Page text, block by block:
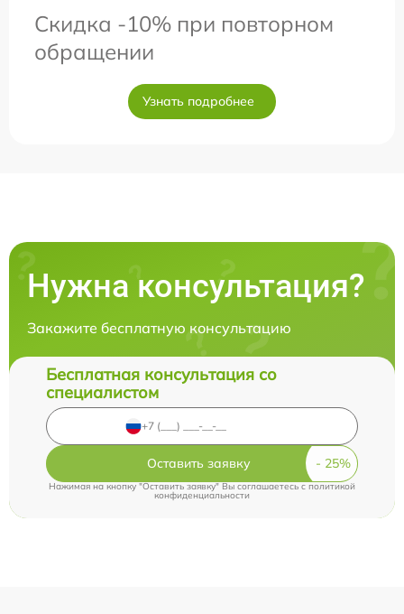
Скидка -10% при повторном
обращении
Узнать подробнее
Нужна консультация?
Закажите бесплатную консультацию
Бесплатная консультация со
специалистом
Оставить заявку
Нажимая на кнопку "Оставить заявку" Вы соглашаетесь cполитикой
конфиденциальности